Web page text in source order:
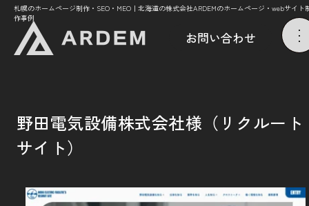
札幌のホームページ制作・SEO・MEO｜北海道の株式会社ARDEMのホームページ・webサイト
作事例
お問い合わせ
野田電気設備株式会社様（リクルート
サイト）